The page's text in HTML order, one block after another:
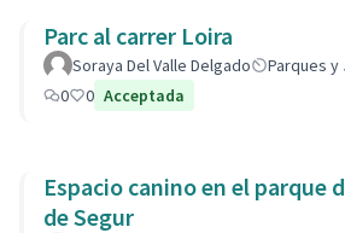
Parc al carrer Loira
Soraya Del Valle Delgado
Parques
0
0 Acceptada
Espacio canino en el parque
de Segur